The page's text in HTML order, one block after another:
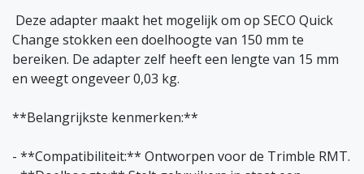
​ Deze adapter maakt het mogelijk om op SECO Quick
Change stokken een doelhoogte van 150 mm te
bereiken. De adapter zelf heeft een lengte van 15 mm
en weegt ongeveer 0,03 kg.
**Belangrijkste kenmerken:**
- **Compatibiliteit:** Ontworpen voor de Trimble RMT.